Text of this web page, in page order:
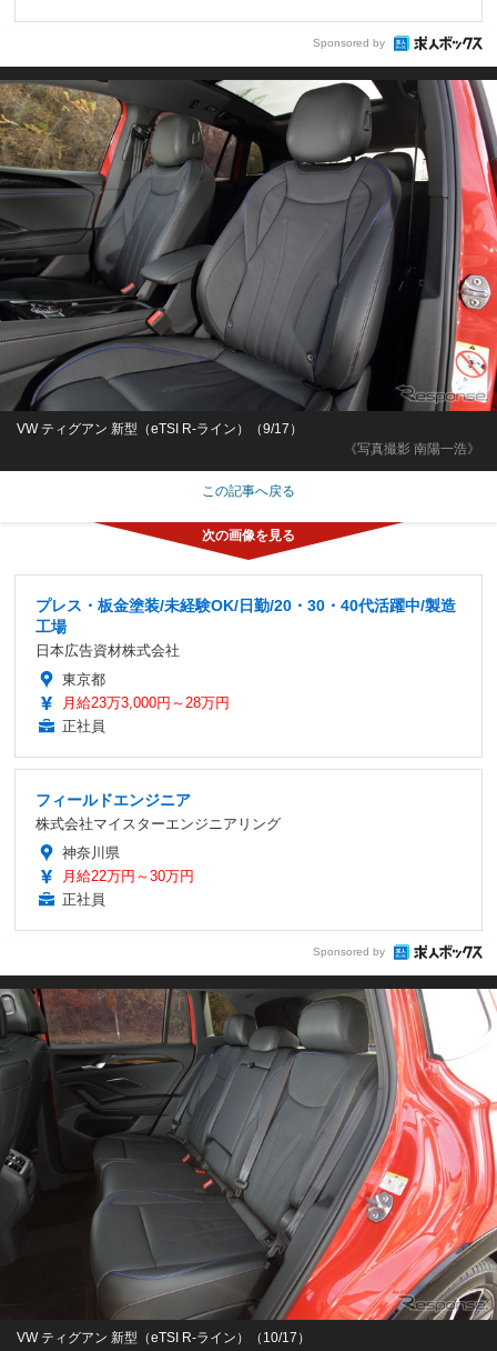
Sponsored by
《写真撮影 南陽一浩》
VW ティグアン 新型（eTSI R-ライン）（9/17）
この記事へ戻る
プレス・板金塗装/未経験OK/日勤/20・30・40代活躍中/製造
工場
日本広告資材株式会社
東京都
月給23万3,000円～28万円
正社員
フィールドエンジニア
株式会社マイスターエンジニアリング
神奈川県
月給22万円～30万円
正社員
Sponsored by
VW ティグアン 新型（eTSI R-ライン）（10/17）